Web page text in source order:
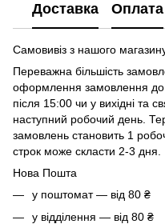
Доставка Оплата
Самовивіз з нашого
Переважна більшість
оформлення замовлення
після 15:00 чи у вихідні та
наступний робочий день.
замовлень становить 1
строк може скласти 2-3 дня.
Нова Пошта
у поштомат — від 80 ₴
у відділення — від 80 ₴